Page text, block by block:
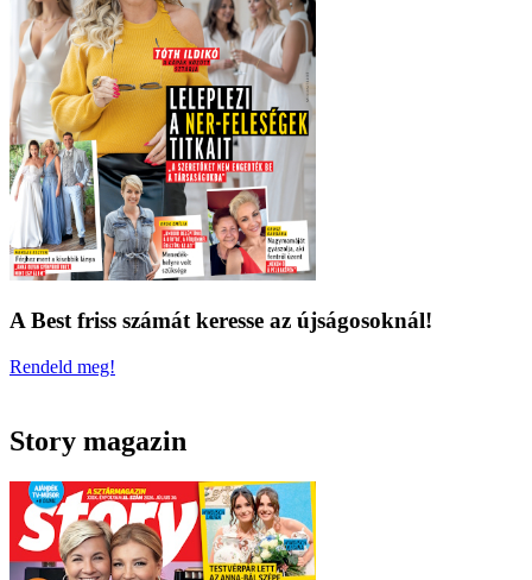
A Best friss számát keresse az újságosoknál!
Rendeld meg!
Story magazin